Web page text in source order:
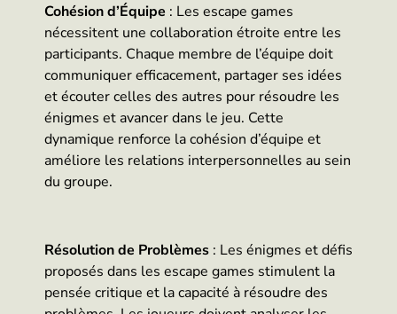
Cohésion d’Équipe : Les escape games
nécessitent une collaboration étroite entre les
participants. Chaque membre de l’équipe doit
communiquer efficacement, partager ses idées
et écouter celles des autres pour résoudre les
énigmes et avancer dans le jeu. Cette
dynamique renforce la cohésion d’équipe et
améliore les relations interpersonnelles au sein
du groupe.
Résolution de Problèmes : Les énigmes et défis
proposés dans les escape games stimulent la
pensée critique et la capacité à résoudre des